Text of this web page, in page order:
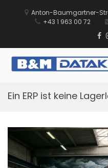
Anton-Baumgartner-
+43 1 963 00 72
Ein ERP ist keine